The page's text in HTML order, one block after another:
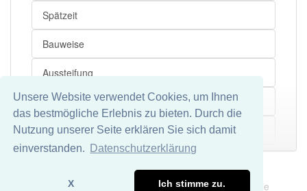
Unsere Website verwendet Cookies, um Ihnen
das bestmögliche Erlebnis zu bieten. Durch die
Nutzung unserer Seite erklären Sie sich damit
einverstanden.
Datenschutzerklärung
X Ich stimme zu.
Spätzeit
Bauweise
Aussteifung
Lehm
Streb
Rundholz
Mehr
Datenschutz
Wir übernehmen keine Garantie und keine Haftung für die